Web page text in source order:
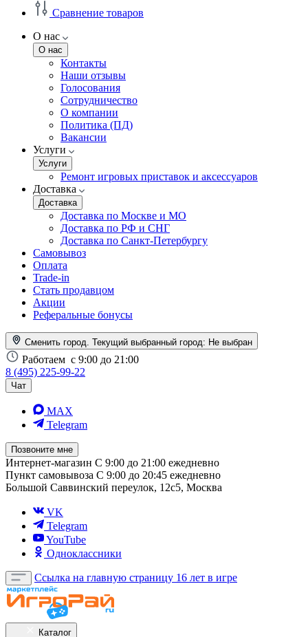
Сравнение товаров
О нас
О нас
Контакты
Наши отзывы
Голосования
Сотрудничество
О компании
Политика (ПД)
Вакансии
Услуги
Услуги
Ремонт игровых приставок и аксессуаров
Доставка
Доставка
Доставка по Москве и МО
Доставка по РФ и СНГ
Доставка по Санкт-Петербургу
Самовывоз
Оплата
Trade-in
Стать продавцом
Акции
Реферальные бонусы
Сменить город. Текущий выбранный город: Не выбран
Работаем с 9:00 до 21:00
8 (495) 225-99-22
Чат
MAX
Telegram
Позвоните мне
Интернет-магазин С 9:00 до 21:00 ежедневно
Пункт самовывоза С 9:00 до 20:45 ежедневно
Большой Саввинский переулок, 12с5, Москва
VK
Telegram
YouTube
Одноклассники
Ссылка на главную страницу 16 лет в игре
Каталог